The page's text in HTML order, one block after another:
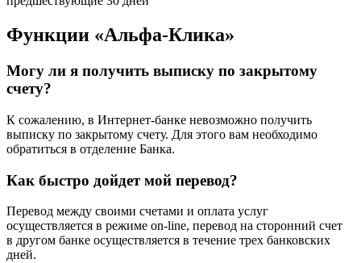
Функции «Альфа-Клика»
Могу ли я получить выписку по закрытому
счету?
К сожалению, в Интернет-банке невозможно получить
выписку по закрытому счету. Для этого вам необходимо
обратиться в отделение Банка.
Как быстро дойдет мой перевод?
Перевод между своими счетами и оплата услуг
осуществляется в режиме on-line, перевод на сторонний счет
в другом банке осуществляется в течение трех банковских
дней.